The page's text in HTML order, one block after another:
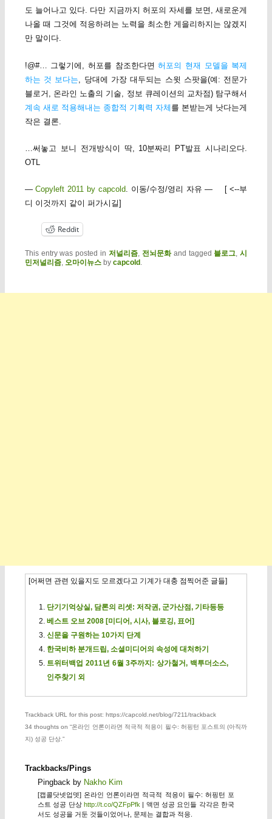
도 늘어나고 있다. 다만 지금까지 허포의 자세를 보면, 새로운게
나올 때 그것에 적응하려는 노력을 최소한 게을리하지는 않겠지
만 말이다.
!@#… 그렇기에, 허포를 참조한다면허포의 현재 모델을 복제
하는 것 보다는 , 당대에 가장 대두되는 스윗 스팟을(예: 전문가
블로거, 온라인 노출의 기술, 정보 큐레이션의 교차점) 탐구해서
계속 새로 적용해내는 종합적 기획력 자체 를 본받는게 낫다는게
작은 결론.
…써놓고 보니 전개방식이 딱, 10분짜리 PT발표 시나리오다.
OTL
—Copyleft 2011 by capcold . 이동/수정/영리 자유 — [ <--부
디 이것까지 같이 퍼가시길]
Reddit
This entry was posted in 저널리즘, 전뇌문화and tagged 블로그,시
민저널리즘, 오마이뉴스by capcold .
[어쩌면 관련 있을지도 모르겠다고 기계가 대충 점찍어준 글들]
단기기억상실, 담론의 리셋: 저작권, 군가산점, 기타등등
베스트 오브 2008 [미디어, 시사, 블로깅, 표어]
신문을 구원하는 10가지 단계
한국비하 분개드립, 소셜미디어의 속성에 대처하기
트위터백업 2011년 6월 3주까지: 상가철거, 백투더소스,
인주찾기 외
Trackback URL for this post: https://capcold.net/blog/7211/trackback
34 thoughts on “온라인 언론이라면 적극적 적응이 필수: 허핑턴 포스트의 (아직까
지) 성공 단상. ”
Trackbacks/Pings
Pingback by Nakho Kim
[캡콜닷넷업뎃] 온라인 언론이라면 적극적 적응이 필수: 허핑턴 포
스트 성공 단상 http://t.co/QZFpPfk | 액면 성공 요인들 각각은 한국
서도 성공을 거둔 것들이었어나, 문제는 결합과 적응.